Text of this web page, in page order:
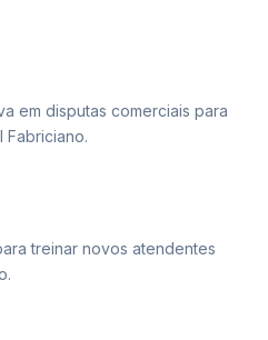
em disputas comerciais para
Fabriciano.
treinar novos atendentes